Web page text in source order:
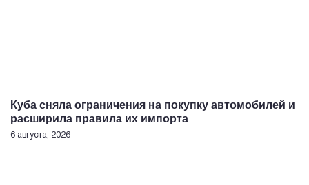
Куба сняла ограничения на покупку автомобилей и
расширила правила их импорта
6 августа, 2026